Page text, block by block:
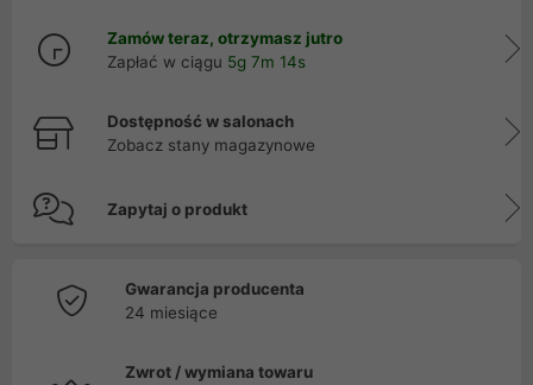
Zamów teraz, otrzymasz jutro
Zapłać w ciągu 5g 7m 14s
Dostępność w salonach
Zobacz stany magazynowe
Zapytaj o produkt
Gwarancja producenta
24 miesiące
Zwrot / wymiana towaru